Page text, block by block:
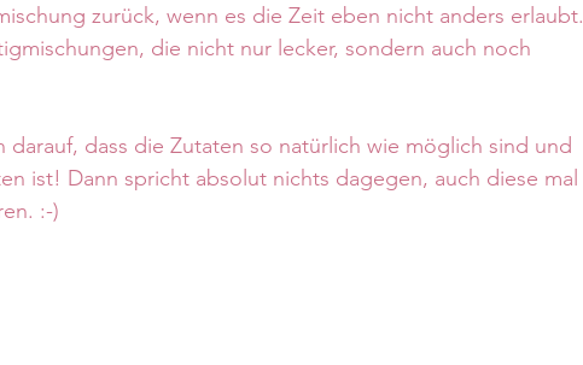
zurück, wenn es die Zeit eben nicht anders erlaubt.
die nicht nur lecker, sondern auch noch
dass die Zutaten so natürlich wie möglich sind und
ist! Dann spricht absolut nichts dagegen, auch diese mal
:-)